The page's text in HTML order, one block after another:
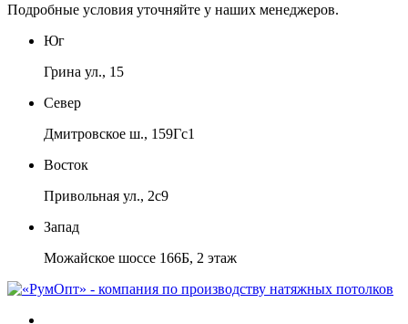
Подробные условия уточняйте у наших менеджеров.
Юг
Грина ул., 15
Север
Дмитровское ш., 159Гс1
Восток
Привольная ул., 2с9
Запад
Можайское шоссе 166Б, 2 этаж